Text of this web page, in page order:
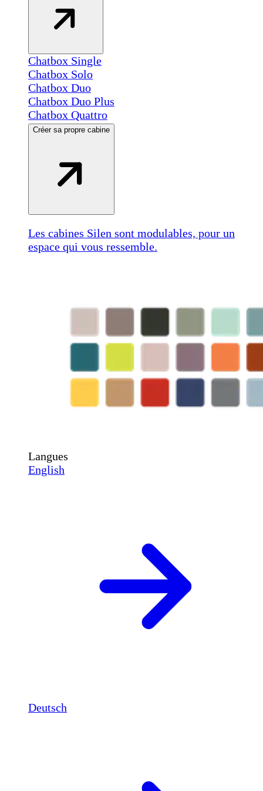
Chatbox Single
Chatbox Solo
Chatbox Duo
Chatbox Duo Plus
Chatbox Quattro
Créer sa propre cabine
Les cabines Silen sont modulables, pour un
espace qui vous ressemble.
Langues
English
Deutsch